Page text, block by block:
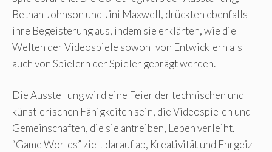
Bethan Johnson und Jini Maxwell, drückten ebenfalls
ihre Begeisterung aus, indem sie erklärten, wie die
Welten der Videospiele sowohl von Entwicklern als
auch von Spielern der Spieler geprägt werden.
Die Ausstellung wird eine Feier der technischen und
künstlerischen Fähigkeiten sein, die Videospielen und
Gemeinschaften, die sie antreiben, Leben verleiht.
“Game Worlds” zielt darauf ab, Kreativität und Ehrgeiz